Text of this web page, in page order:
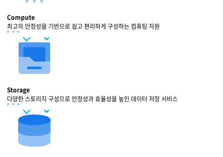
Compute
최고의 안정성을 기반으로 쉽고 편리하게 구성하는 컴퓨팅 자원
Storage
다양한 스토리지 구성으로 안정성과 효율성을 높인 데이터 저장 서비스